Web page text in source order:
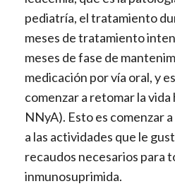
pediatría, el tratamiento
meses de tratamiento
meses de fase de
medicación por vía oral, y
comenzar a retomar la
NNyA). Esto es comenzar
a las actividades que le
recaudos necesarios para
inmunosuprimida.